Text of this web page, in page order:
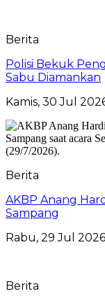
Berita
Polisi Bekuk
Sabu Diamankan
Kamis, 30 Jul
Berita
AKBP Anang
Sampang
Rabu, 29 Jul
Berita